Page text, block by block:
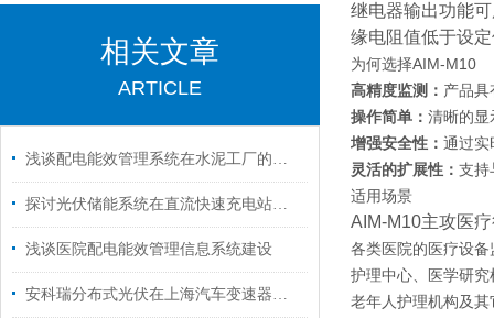
相关文章
ARTICLE
浅谈配电能效管理系统在水泥工厂的应用
探讨光伏储能系统在直流快速充电站中的应用
浅谈医院配电能效管理信息系统建设
安科瑞分布式光伏在上海汽车变速器有限公司8.3MWp项目中的应用
继电器输出功能
缘电阻值低于设
为何选择AIM-M10
高精度监测： 产品
操作简单： 清晰的显
增强安全性： 通过实
灵活的扩展性： 支持
适用场景
AIM-M10主攻医
各类医院的医疗设备
护理中心、医学研
老年人护理机构及